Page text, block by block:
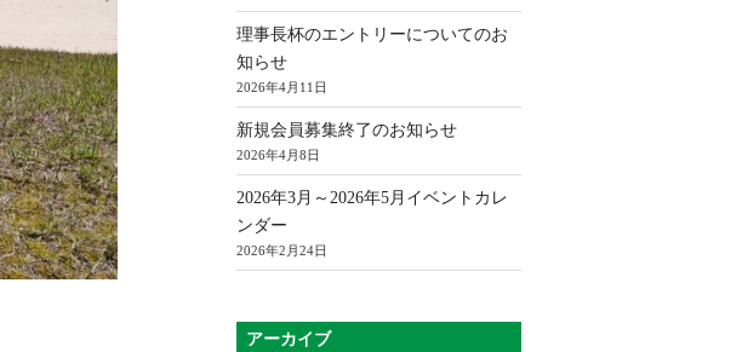
理事長杯のエントリーについてのお
知らせ
2026年4月11日
新規会員募集終了のお知らせ
2026年4月8日
2026年3月～2026年5月イベントカレ
ンダー
2026年2月24日
アーカイブ